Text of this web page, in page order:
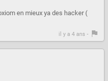
en mieux ya des hacker (
il y a 4 ans -